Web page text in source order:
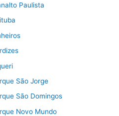
Paulista
São Jorge
São Domingos
Novo Mundo